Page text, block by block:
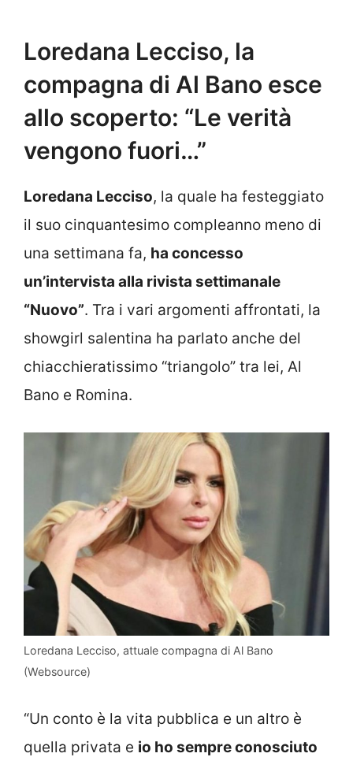
Loredana Lecciso, la
compagna di Al Bano esce
allo scoperto: “Le verità
vengono fuori…”
Loredana Lecciso, la quale ha festeggiato
il suo cinquantesimo compleanno meno di
una settimana fa, ha concesso
un’intervista alla rivista settimanale
“Nuovo”. Tra i vari argomenti affrontati, la
showgirl salentina ha parlato anche del
chiacchieratissimo “triangolo” tra lei, Al
Bano e Romina.
Loredana Lecciso, attuale compagna di Al Bano
(Websource)
“Un conto è la vita pubblica e un altro è
quella privata e io ho sempre conosciuto